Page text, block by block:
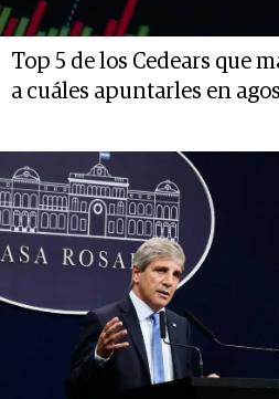
Top 5 de los Cedears que
a cuáles apuntarles en